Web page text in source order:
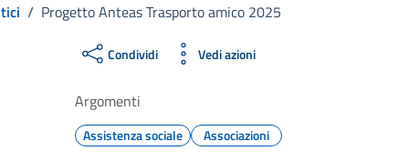
/ Progetto Anteas Trasporto amico 2025
Condividi Vedi azioni
Argomenti
Assistenza sociale Associazioni